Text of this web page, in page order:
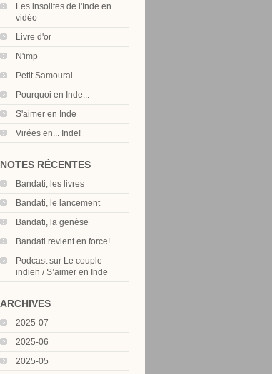
Les insolites de l'Inde en
vidéo
Livre d'or
N'imp
Petit Samourai
Pourquoi en Inde...
S'aimer en Inde
Virées en... Inde!
NOTES RÉCENTES
Bandati, les livres
Bandati, le lancement
Bandati, la genèse
Bandati revient en force!
Podcast sur Le couple
indien / S’aimer en Inde
ARCHIVES
2025-07
2025-06
2025-05